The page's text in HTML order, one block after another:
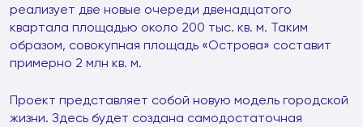
реализует две новые очереди двенадцатого
квартала площадью около 200 тыс. кв. м. Таким
образом, совокупная площадь «Острова» составит
примерно 2 млн кв. м.
Проект представляет собой новую модель городской
жизни. Здесь будет создана самодостаточная